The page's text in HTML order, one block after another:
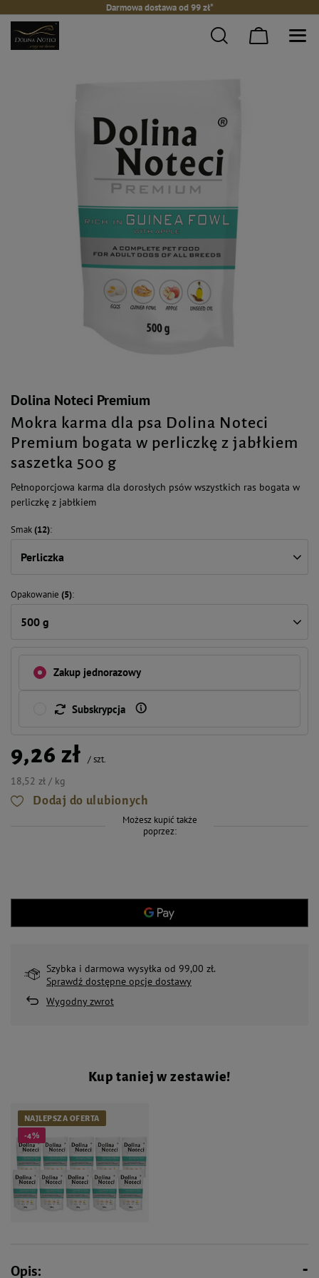
Darmowa dostawa od 99 zł*
Dolina Noteci Premium
Mokra karma dla psa Dolina Noteci
Premium bogata w perliczkę z jabłkiem
saszetka 500 g
Pełnoporcjowa karma dla dorosłych psów wszystkich ras bogata w
perliczkę z jabłkiem
Smak(12)
Perliczka
Opakowanie (5)
500 g
Zakup jednorazowy
Subskrypcja
9,26 zł /szt.
18,52 zł / kg
Dodaj do ulubionych
Możesz kupić także
poprzez:
Szybka i darmowa wysyłka od 99,00 zł.
Sprawdź dostępne opcje dostawy
Wygodny zwrot
Kup taniej w zestawie!
NAJLEPSZA OFERTA
-4%
Opis: